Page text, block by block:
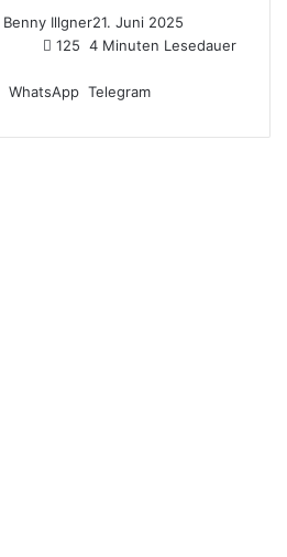
Benny Illgner21. Juni 2025
125 4 Minuten Lesedauer
WhatsApp Telegram